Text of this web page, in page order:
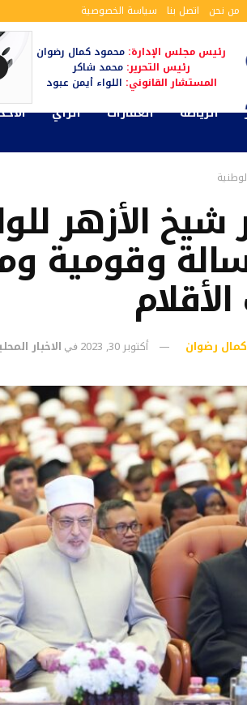
من نحن اتصل بنا سياسة الخصوصية
رئيس مجلس الإدارة: محمود كمال رضوان
رئيس التحرير:محمد شاكر
المستشار القانوني: اللواء أيمن عبود
الرياضة العقارات الرأي
الأزهر
وقومية
رضوان أكتوبر 30, 2023 في الاخبار